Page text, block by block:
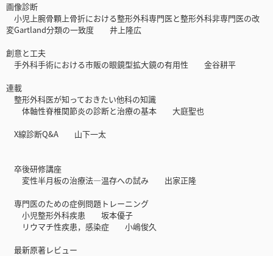
画像診断
小児上腕骨顆上骨折における整形外科専門医と整形外科非専門医の改
変Gartland分類の一致度 井上隆広
創意と工夫
手外科手術における市販の眼鏡型拡大鏡の有用性 金谷耕平
連載
整形外科医が知っておきたい他科の知識
体軸性脊椎関節炎の診断と治療の基本 大庭聖也
X線診断Q&A 山下一太
卒後研修講座
変性半月板の治療法―温存への試み 出家正隆
専門医のための症例問題トレーニング
小児整形外科疾患 坂本優子
リウマチ性疾患，感染症 小嶋俊久
最新原著レビュー